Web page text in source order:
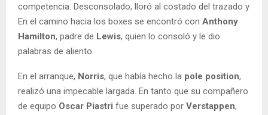
competencia. Desconsolado, lloró al costado del trazado y
En el camino hacia los boxes se encontró con Anthony
Hamilton, padre de Lewis, quien lo consoló y le dio
palabras de aliento.
En el arranque, Norris, que había hecho la pole position,
realizó una impecable largada. En tanto que su compañero
de equipo Oscar Piastri fue superado por Verstappen,